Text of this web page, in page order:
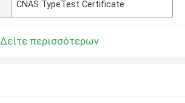
CNAS TypeTest Certificate
Δείτε περισσότερων